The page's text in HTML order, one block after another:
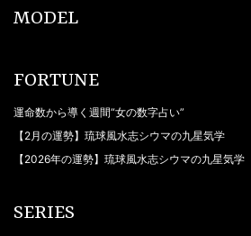
MODEL
FORTUNE
運命数から導く週間“女の数字占い”
【2月の運勢】琉球風水志シウマの九星気学
【2026年の運勢】琉球風水志シウマの九星気学
SERIES